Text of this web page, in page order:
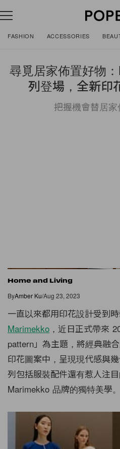
FASHION ACCESSORIES
尋覓居家佈置好物
列登場，全新印
把握機會替居家
Home and Living
ByAmber Ku/Aug 23, 2023
一直以來都用印花設計受到
Marimekko ，近日正式帶來
pattern」為主題，將經典融
印花圖案中，呈現現代感與
列包括服裝配件還有惹人注
Marimekko 品牌的獨特美學。